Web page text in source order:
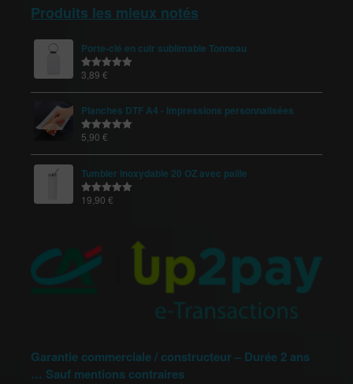
Produits les mieux notés
Porte-clé en cuir sublimable Tonneau
Note5.00
3,89 €
Planches DTF A4 - Impressions personnalisées
Note5.00
5,90 €
Tumbler inoxydable 20 OZ avec paille
Note5.00
19,90 €
Garantie commerciale / constructeur – Durée 2 ans
… Sauf mentions contraires